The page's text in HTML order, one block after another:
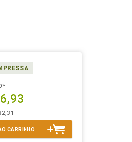
*
CARRINHO